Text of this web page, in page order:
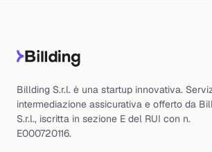
Billding S.r.l. è una startup innovativa.
intermediazione assicurativa e offerto da
S.r.l., iscritta in sezione E del RUI con n.
E000720116.